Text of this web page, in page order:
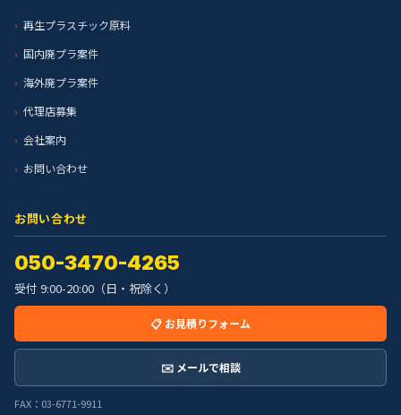
再生プラスチック原料
国内廃プラ案件
海外廃プラ案件
代理店募集
会社案内
お問い合わせ
お問い合わせ
050-3470-4265
受付 9:00-20:00（日・祝除く）
📋 お見積りフォーム
✉️ メールで相談
FAX：03-6771-9911